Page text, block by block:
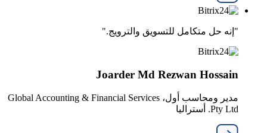
"إنه حل متكامل للتسويق والترويج."
Joarder Md Rezwan Hossain
مدير ومحاسب أول، Global Accounting & Financial Services
Pty Ltd. أستراليا